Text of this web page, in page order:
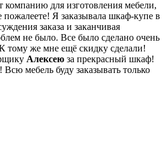
компанию для изготовления мебели,
Я заказывала шкаф-купе в
заказа и заканчивая
не было. Все было сделано очень
тому же мне ещё скидку сделали!
Алексею за прекрасный шкаф!
Всю мебель буду заказывать только